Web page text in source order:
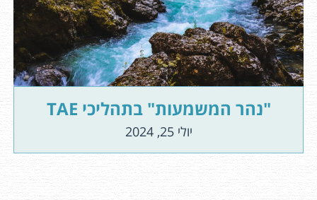
"נהר המשמעות" בתהליכי TAE
יולי 25, 2024